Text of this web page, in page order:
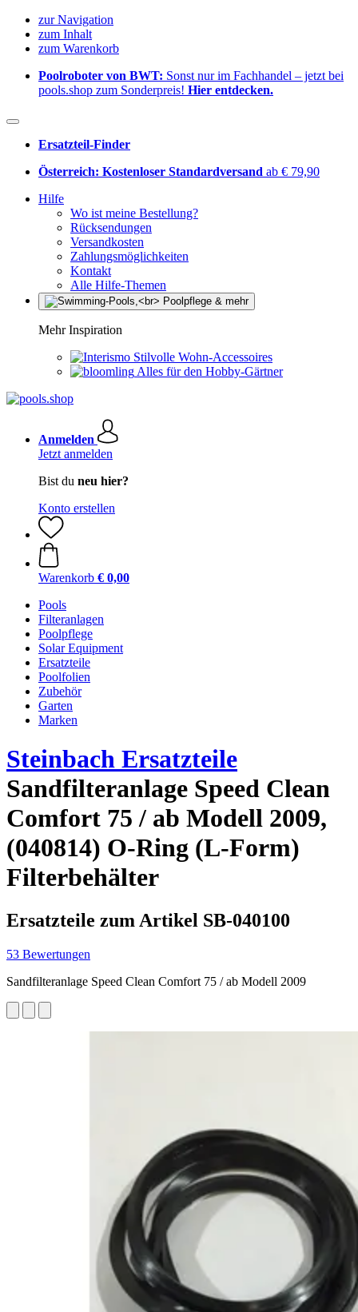
zur Navigation
zum Inhalt
zum Warenkorb
Poolroboter von BWT: Sonst nur im Fachhandel – jetzt bei
pools.shop zum Sonderpreis! Hier entdecken.
Ersatzteil-Finder
Österreich: Kostenloser Standardversand ab € 79,90
Hilfe
Wo ist meine Bestellung?
Rücksendungen
Versandkosten
Zahlungsmöglichkeiten
Kontakt
Alle Hilfe-Themen
Mehr Inspiration
Stilvolle Wohn-Accessoires
Alles für den Hobby-Gärtner
Anmelden
Jetzt anmelden
Bist du neu hier?
Konto erstellen
Warenkorb € 0,00
Pools
Filteranlagen
Poolpflege
Solar Equipment
Ersatzteile
Poolfolien
Zubehör
Garten
Marken
Steinbach Ersatzteile
Sandfilteranlage Speed Clean
Comfort 75 / ab Modell 2009,
(040814) O-Ring (L-Form)
Filterbehälter
Ersatzteile zum Artikel SB-040100
53 Bewertungen
Sandfilteranlage Speed Clean Comfort 75 / ab Modell 2009